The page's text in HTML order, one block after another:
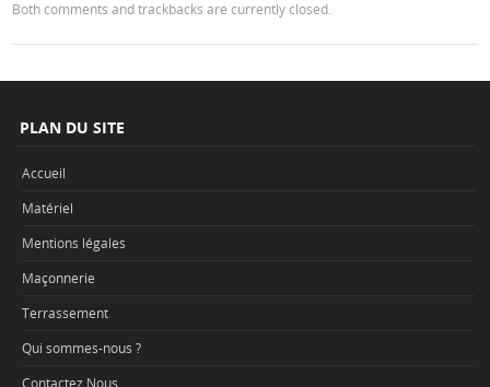
Both comments and trackbacks are currently closed.
PLAN DU SITE
Accueil
Matériel
Mentions légales
Maçonnerie
Terrassement
Qui sommes-nous ?
Contactez Nous